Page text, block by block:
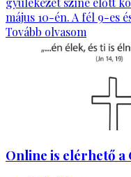
május 10-én. A fél 9-es
Tovább olvasom
Online is elérhető